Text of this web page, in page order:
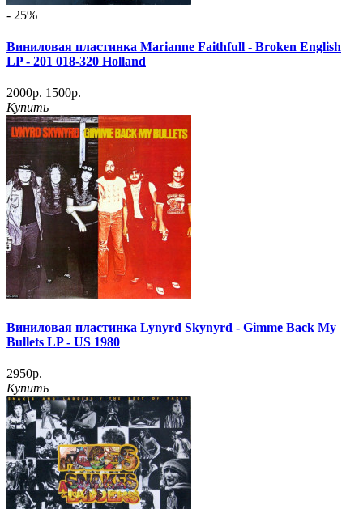
- 25%
Виниловая пластинка Marianne Faithfull - Broken English
LP - 201 018-320 Holland
2000р. 1500р.
Купить
Виниловая пластинка Lynyrd Skynyrd - Gimme Back My
Bullets LP - US 1980
2950р.
Купить